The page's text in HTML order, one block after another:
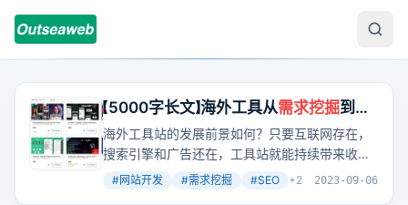
【5000字长文】海外工具从需求挖掘到网
站制作全流程让你一篇文章学会
海外工具站的发展前景如何？只要互联网存在，
搜索引擎和广告还在，工具站就能持续带来收
益。关键在于提供真正有用的工具，让用户自发
#网站开发 #需求挖掘 #SEO +2 2023-09-06